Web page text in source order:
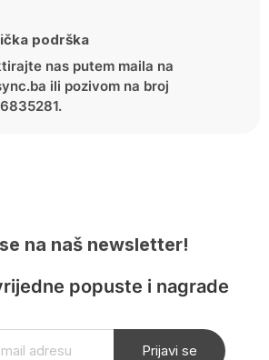
podrška
nas putem maila na
ili pozivom na broj
na naš newsletter!
popuste i nagrade
Prijavi se